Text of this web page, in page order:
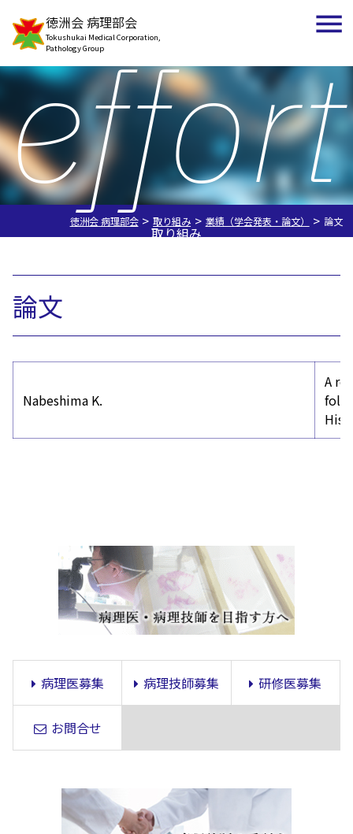
徳洲会 病理部会
Tokushukai Medical Corporation,
Pathology Group
effort
取り組み
徳洲会 病理部会 > 取り組み > 業績（学会発表・論文） > 論文
論文
Nabeshima K.
A
病理医募集 病理技師募集 研修医募集
お問合せ